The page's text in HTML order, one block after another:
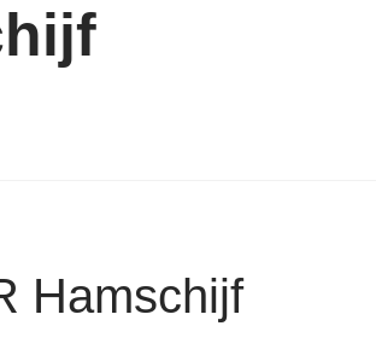
Hamschijf